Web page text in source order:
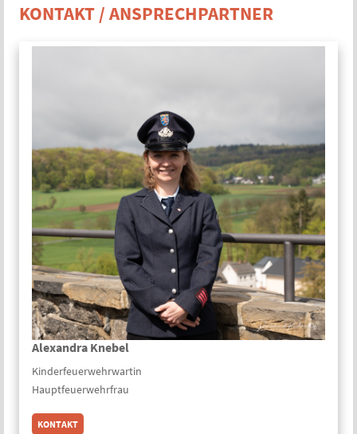
KONTAKT / ANSPRECHPARTNER
Alexandra Knebel
Kinder­feuerwehr­wartin
Hauptfeuerwehrfrau
KONTAKT